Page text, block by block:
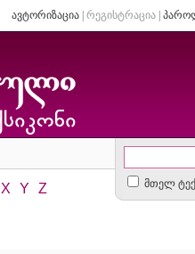
ავტორიზაცია| რეგისტრაცია|
მთელ
X Y Z